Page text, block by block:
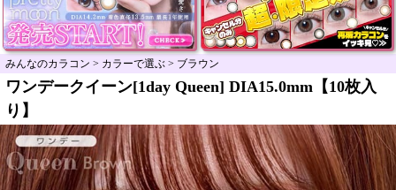
みんなのカラコン > カラーで選ぶ > ブラウン
ワンデークイーン[1day Queen] DIA15.0mm【10枚入
り】